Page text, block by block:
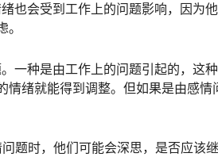
也会受到工作上的问题影响，因为
一种是由工作上的问题引起的，这
情绪就能得到调整。但如果是由感
题时，他们可能会深思，是否应该